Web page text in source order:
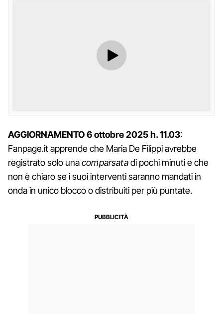
AGGIORNAMENTO 6 ottobre 2025 h. 11.03:
Fanpage.it apprende che Maria De Filippi avrebbe
registrato solo unacomparsatadi pochi minuti e che
non è chiaro se i suoi interventi saranno mandati in
onda in unico blocco o distribuiti per più puntate.